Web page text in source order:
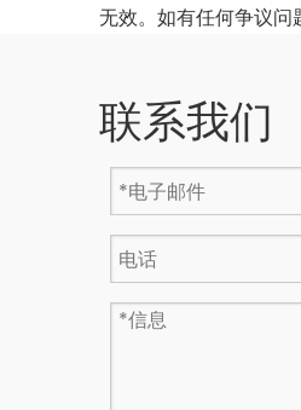
无效。如有任何争议问
联系我们